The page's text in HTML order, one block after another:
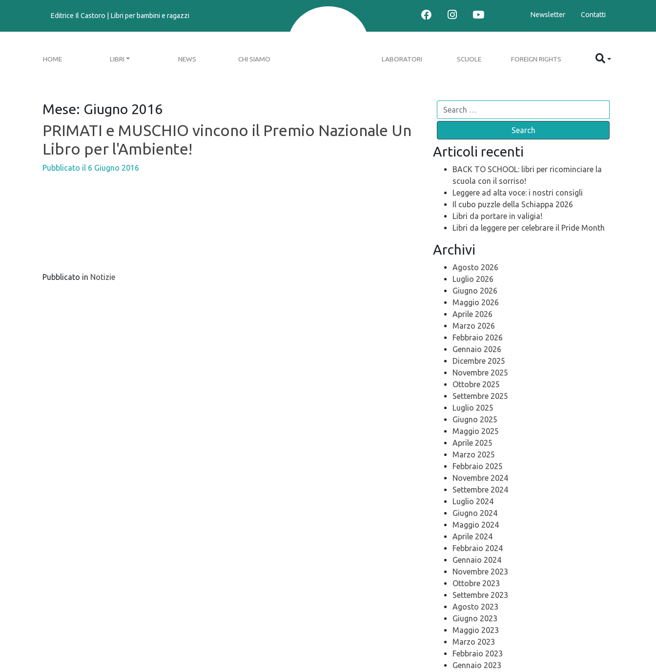
Editrice Il Castoro | Libri per bambini e ragazzi Newsletter Contatti
HOME LIBRI NEWS CHI SIAMO LABORATORI SCUOLE FOREIGN RIGHTS
Mese: Giugno 2016
PRIMATI e MUSCHIO vincono il Premio Nazionale Un
Libro per l'Ambiente!
Pubblicato il 6 Giugno 2016
Pubblicato in Notizie
Search
Articoli recenti
BACK TO SCHOOL: libri per ricominciare la
scuola con il sorriso!
Leggere ad alta voce: i nostri consigli
Il cubo puzzle della Schiappa 2026
Libri da portare in valigia!
Libri da leggere per celebrare il Pride Month
Archivi
Agosto 2026
Luglio 2026
Giugno 2026
Maggio 2026
Aprile 2026
Marzo 2026
Febbraio 2026
Gennaio 2026
Dicembre 2025
Novembre 2025
Ottobre 2025
Settembre 2025
Luglio 2025
Giugno 2025
Maggio 2025
Aprile 2025
Marzo 2025
Febbraio 2025
Novembre 2024
Settembre 2024
Luglio 2024
Giugno 2024
Maggio 2024
Aprile 2024
Febbraio 2024
Gennaio 2024
Novembre 2023
Ottobre 2023
Settembre 2023
Agosto 2023
Giugno 2023
Maggio 2023
Marzo 2023
Febbraio 2023
Gennaio 2023